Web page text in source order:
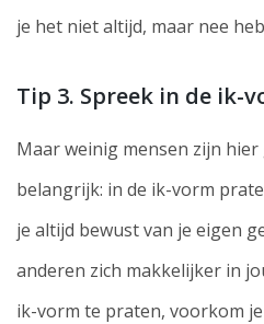
je het niet altijd, maar nee
Tip 3. Spreek in de ik-
Maar weinig mensen zijn
belangrijk: in de ik-vorm
je altijd bewust van je eigen
anderen zich makkelijker in
ik-vorm te praten, voorkom